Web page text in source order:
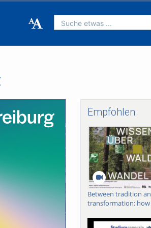
Suche etwas ...
Empfohlen
Between tradition
transformation: how